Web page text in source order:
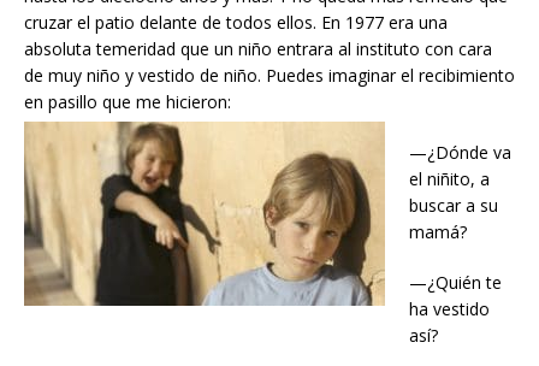
cruzar el patio delante de todos ellos. En 1977 era una
absoluta temeridad que un niño entrara al instituto con cara
de muy niño y vestido de niño. Puedes imaginar el recibimiento
en pasillo que me hicieron:
—¿Dónde va
el niñito, a
buscar a su
mamá?
—¿Quién te
ha vestido
así?